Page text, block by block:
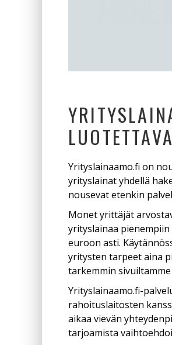
Yrityslainaamo.fi on
yrityslainat yhdellä
nousevat etenkin
Monet yrittäjät
yrityslainaa
euroon asti.
yritysten tarpeet aina
tarkemmin
Yrityslainaamo.fi-
rahoituslaitosten
aikaa vievän
tarjoamista